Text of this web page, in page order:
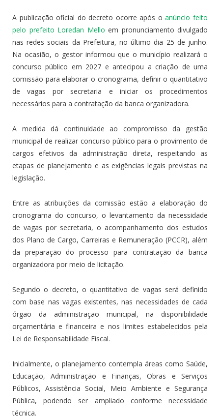
A publicação oficial do decreto ocorre após oanúncio feito
pelo prefeito Loredan Mello em pronunciamento divulgado
nas redes sociais da Prefeitura, no último dia 25 de junho.
Na ocasião, o gestor informou que o município realizará o
concurso público em 2027 e antecipou a criação de uma
comissão para elaborar o cronograma, definir o quantitativo
de vagas por secretaria e iniciar os procedimentos
necessários para a contratação da banca organizadora.
A medida dá continuidade ao compromisso da gestão
municipal de realizar concurso público para o provimento de
cargos efetivos da administração direta, respeitando as
etapas de planejamento e as exigências legais previstas na
legislação.
Entre as atribuições da comissão estão a elaboração do
cronograma do concurso, o levantamento da necessidade
de vagas por secretaria, o acompanhamento dos estudos
dos Plano de Cargo, Carreiras e Remuneração (PCCR), além
da preparação do processo para contratação da banca
organizadora por meio de licitação.
Segundo o decreto, o quantitativo de vagas será definido
com base nas vagas existentes, nas necessidades de cada
órgão da administração municipal, na disponibilidade
orçamentária e financeira e nos limites estabelecidos pela
Lei de Responsabilidade Fiscal.
Inicialmente, o planejamento contempla áreas como Saúde,
Educação, Administração e Finanças, Obras e Serviços
Públicos, Assistência Social, Meio Ambiente e Segurança
Pública, podendo ser ampliado conforme necessidade
técnica.